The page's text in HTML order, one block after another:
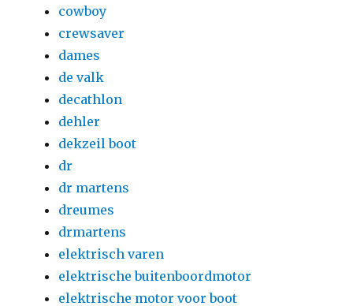
cowboy
crewsaver
dames
de valk
decathlon
dehler
dekzeil boot
dr
dr martens
dreumes
drmartens
elektrisch varen
elektrische buitenboordmotor
elektrische motor voor boot